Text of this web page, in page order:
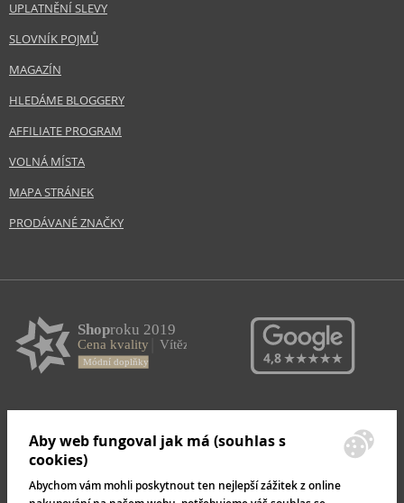
UPLATNĚNÍ SLEVY
SLOVNÍK POJMŮ
MAGAZÍN
HLEDÁME BLOGGERY
AFFILIATE PROGRAM
VOLNÁ MÍSTA
MAPA STRÁNEK
PRODÁVANÉ ZNAČKY
Aby web fungoval jak má (souhlas s
cookies)
Abychom vám mohli poskytnout ten nejlepší zážitek z online